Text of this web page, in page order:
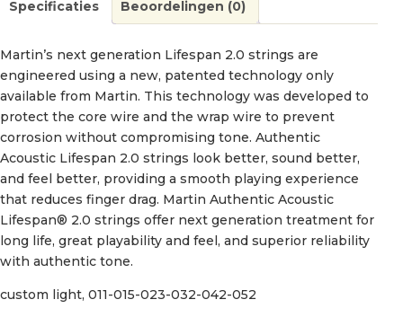
Specificaties Beoordelingen (0)
Martin’s next generation Lifespan 2.0 strings are
engineered using a new, patented technology only
available from Martin. This technology was developed to
protect the core wire and the wrap wire to prevent
corrosion without compromising tone. Authentic
Acoustic Lifespan 2.0 strings look better, sound better,
and feel better, providing a smooth playing experience
that reduces finger drag. Martin Authentic Acoustic
Lifespan® 2.0 strings offer next generation treatment for
long life, great playability and feel, and superior reliability
with authentic tone.
custom light, 011-015-023-032-042-052